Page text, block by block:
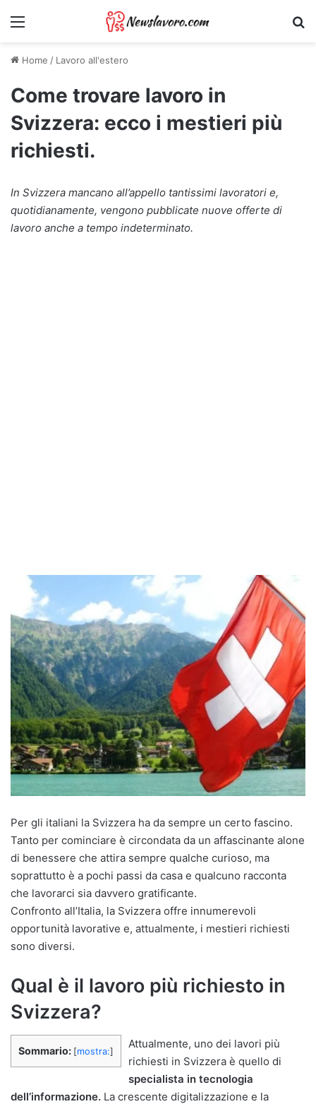
Menu
Home / Lavoro all'estero
Come trovare lavoro in
Svizzera: ecco i mestieri più
richiesti.
In Svizzera mancano all’appello tantissimi lavoratori e,
quotidianamente, vengono pubblicate nuove offerte di
lavoro anche a tempo indeterminato.
Per gli italiani la Svizzera ha da sempre un certo fascino.
Tanto per cominciare è circondata da un affascinante alone
di benessere che attira sempre qualche curioso, ma
soprattutto è a pochi passi da casa e qualcuno racconta
che lavorarci sia davvero gratificante.
Confronto all’Italia, la Svizzera offre innumerevoli
opportunità lavorative e, attualmente, i mestieri richiesti
sono diversi.
Qual è il lavoro più richiesto in
Svizzera?
Sommario: [mostra:]
Attualmente, uno dei lavori più
richiesti in Svizzera è quello di
specialista in tecnologia
dell’informazione. La crescente digitalizzazione e la